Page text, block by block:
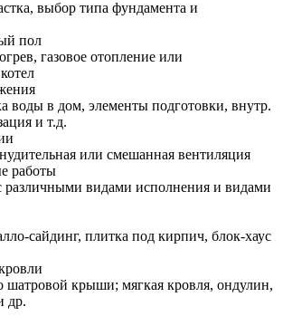
выбор типа фундамента и
пол
газовое отопление или
воды в дом, элементы подготовки, внутр.
и т.д.
или смешанная вентиляция
работы
различными видами исполнения и видами
сайдинг, плитка под кирпич, блок-хаус
шатровой крыши; мягкая кровля, ондулин,
др.